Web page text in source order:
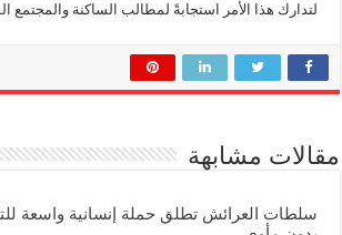
لتدارك هذا الأمر استجابةً لمطالب الساكنة والمجتمع
مقالات مشابهة
سلطات العرائش تطلق حملة إنسانية واسعة